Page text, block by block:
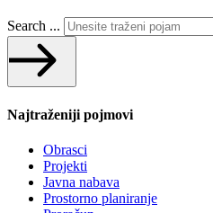
Search ...
Najtraženiji pojmovi
Obrasci
Projekti
Javna nabava
Prostorno planiranje